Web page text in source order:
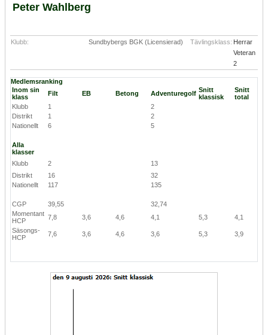
Peter Wahlberg
Klubb: Sundbybergs BGK (Licensierad) Tävlingsklass: Herrar
Veteran
2
Medlemsranking
Inom sin
klass
Filt EB Betong Adventuregolf Snitt
klassisk
Snitt
total
Klubb
1
2
Distrikt
1
2
Nationellt
6 5
Alla
klasser
Klubb
2
13
Distrikt
16
32
Nationellt
117 135
CGP 39,55
32,74
Momentant
HCP
7,8 3,6 4,6 4,1 5,3
4,1
Säsongs-
HCP
7,6 3,6 4,6 3,6 5,3 3,9